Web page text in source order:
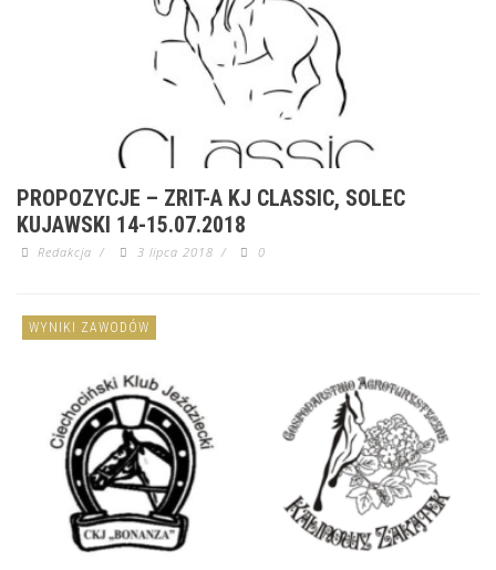
PROPOZYCJE – ZRIT-A KJ CLASSIC, SOLEC
KUJAWSKI 14-15.07.2018
Redakcja / 3 lipca 2018 / 0
WYNIKI ZAWODÓW